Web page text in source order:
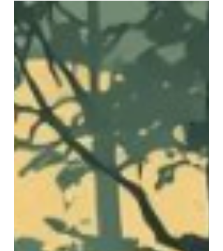
vos messages — ces petites étincelles
qui traversent l’écran et viennent se
poser directement dans mon cœur.